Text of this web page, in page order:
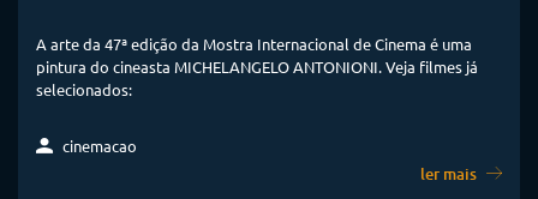
A arte da 47ª edição da Mostra Internacional de Cinema é uma
pintura do cineasta MICHELANGELO ANTONIONI. Veja filmes já
selecionados:
cinemacao
ler mais